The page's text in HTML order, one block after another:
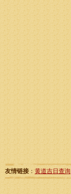
友情链接：黄道吉日查询